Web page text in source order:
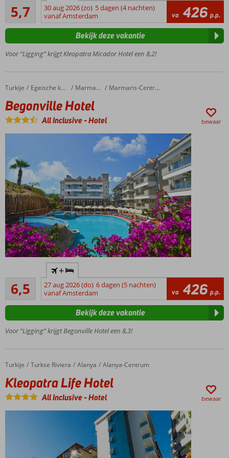
strand
en
Alanya
zwembad
Onbezorgd
All-
genieten
5,7Voldoende
6
beoordelingen
30 aug 2026 (zo) 5 dagen (4 nachten)
vanaf Amsterdam
va 426 p.p.
Voor “Ligging” krijgt Kleopatra Micador Hotel een 8,2!
Bekijk deze vakantie
Home
Turkije Egeische kust Marmaris Marmaris-Centrum
Begonville Hotel
Begonville Hotel
All Inclusive-Hotel bewaar
loopafstand
van het
strand
Nette,
kamers
buitenzwembad
Zo in het
van
Marmaris
6,5
Ruim voldoende
105
beoordelingen
+
27 aug 2026 (do) 6 dagen (5 nachten)
vanaf Amsterdam
va 426 p.p.
Voor “Ligging” krijgt Begonville Hotel een 8,3!
Bekijk deze vakantie
Home
Turkije Turkse Riviera Alanya Alanya-Centrum
Kleopatra Life Hotel
Kleopatra Life Hotel
All Inclusive-Hotel bewaar